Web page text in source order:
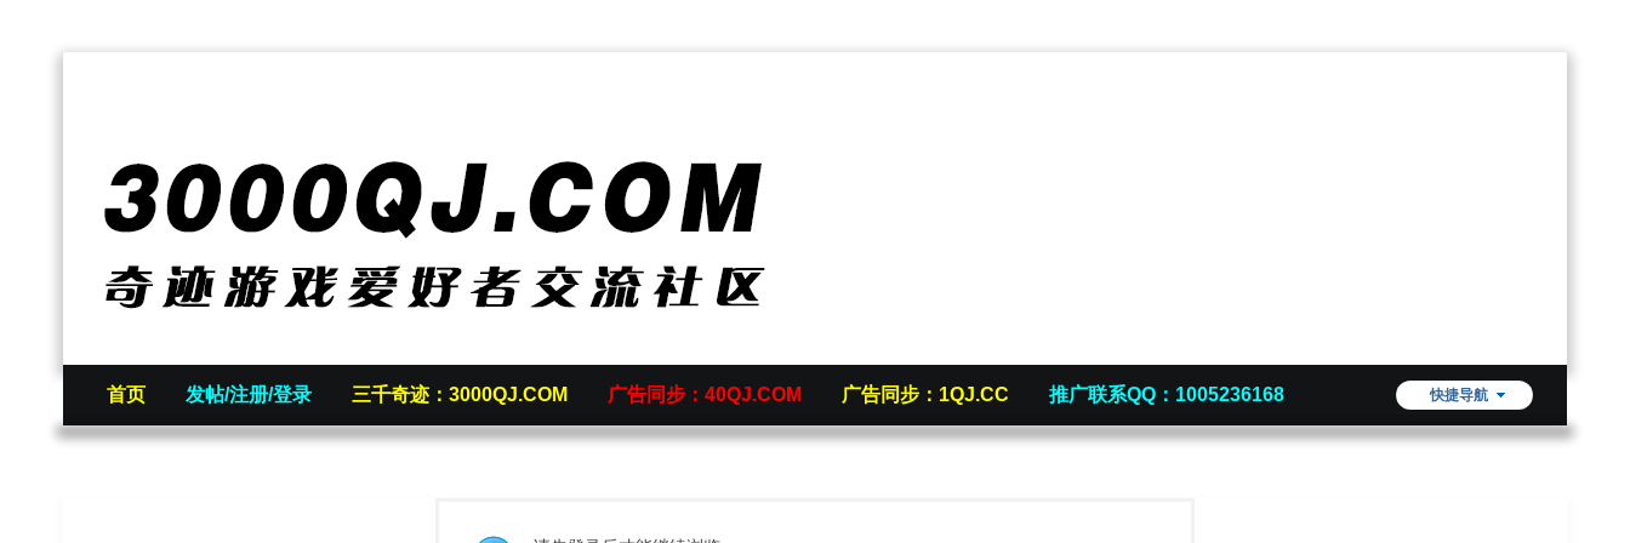
快捷导航
首页 发帖/注册/登录 三千奇迹：3000QJ.COM 广告同步：40QJ.COM 广告同步：1QJ.CC 推广联系QQ：1005236168